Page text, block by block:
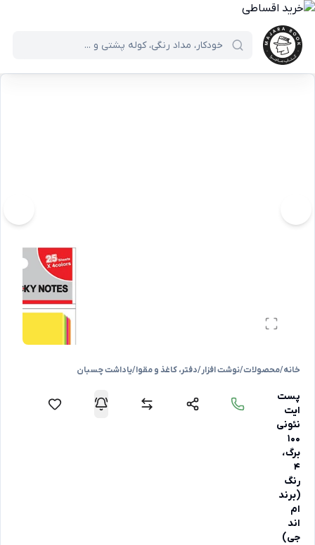
خانه/محصولات/نوشت افزار/دفتر، کاغذ و مقوا/یاداشت چسبان
پست
ایت
نئونی
۱۰۰
برگ،
4
رنگ
(برند
ام
اند
جی)